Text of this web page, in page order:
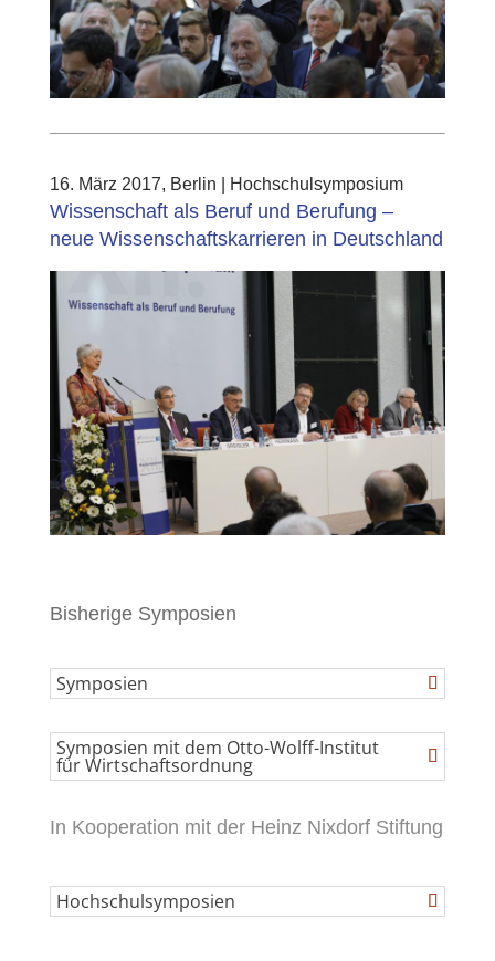
16. März 2017, Berlin | Hochschulsymposium
Wissenschaft als Beruf und Berufung –
neue Wissenschaftskarrieren in Deutschland
Bisherige Symposien
Symposien
Symposien mit dem Otto-Wolff-Institut
für Wirtschaftsordnung
In Kooperation mit der Heinz Nixdorf Stiftung
Hochschulsymposien